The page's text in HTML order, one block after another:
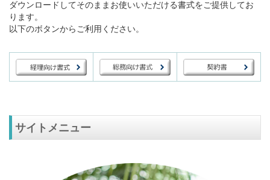
ダウンロードしてそのままお使いいただける書式をご提供してお
ります。
以下のボタンからご利用ください。
サイトメニュー